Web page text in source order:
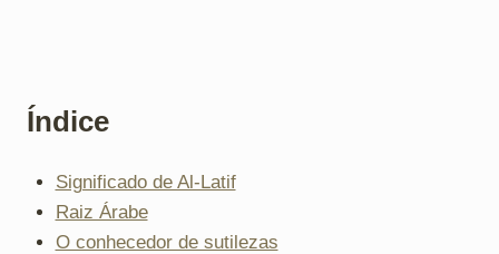
Índice
Significado de Al-Latif
Raiz Árabe
O conhecedor de sutilezas